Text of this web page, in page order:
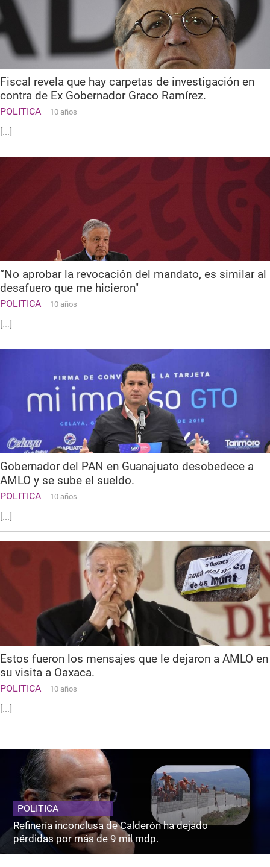
Fiscal revela que hay carpetas de investigación en
contra de Ex Gobernador Graco Ramírez.
POLITICA 10 años
[...]
“No aprobar la revocación del mandato, es similar al
desafuero que me hicieron"
POLITICA 10 años
[...]
Gobernador del PAN en Guanajuato desobedece a
AMLO y se sube el sueldo.
POLITICA 10 años
[...]
Estos fueron los mensajes que le dejaron a AMLO en
su visita a Oaxaca.
POLITICA 10 años
[...]
POLITICA
Refinería inconclusa de Calderón ha dejado
pérdidas por más de 9 mil mdp.